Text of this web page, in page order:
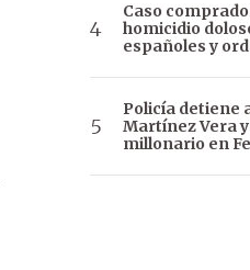
Caso
homicidio
españoles y
Policía detiene
Martínez Vera
millonario en